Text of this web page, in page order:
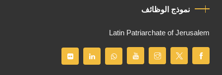
نموذج الوظائف
Latin Patriarchate of Jerusalem